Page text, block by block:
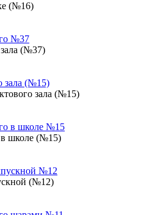
(№16)
(№37)
зала (№15)
школе (№15)
(№12)